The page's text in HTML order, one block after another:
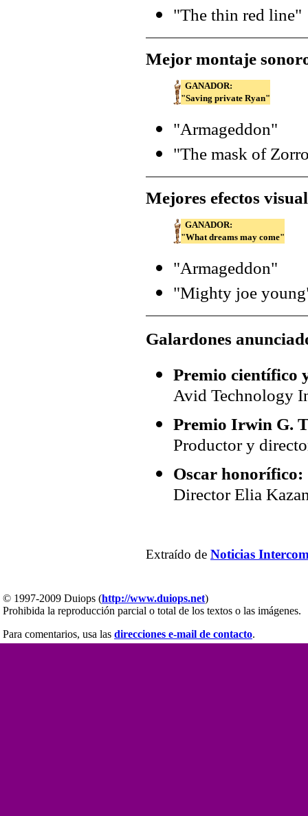
"The thin red line"
Mejor montaje
GANADOR:
"Saving private Ryan"
"Armageddon"
"The mask of
Mejores efectos
GANADOR:
"What dreams may come"
"Armageddon"
"Mighty joe
Galardones
Premio científico
Avid Technology
Premio Irwin G.
Productor y
Oscar honorífico:
Director Elia
Extraído de Noticias
© 1997-2009 Duiops (http://www.duiops.net)
Prohibida la reproducción parcial o total de los textos o las imágenes.
Para comentarios, usa las direcciones e-mail de contacto.